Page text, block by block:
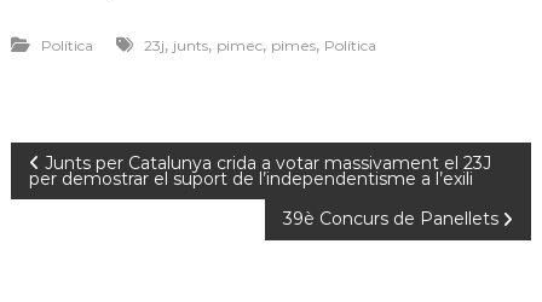
Política 23j, junts, pimec, pimes, Política
Junts per Catalunya crida a votar massivament el 23J
per demostrar el suport de l’independentisme a l’exili
39è Concurs de Panellets